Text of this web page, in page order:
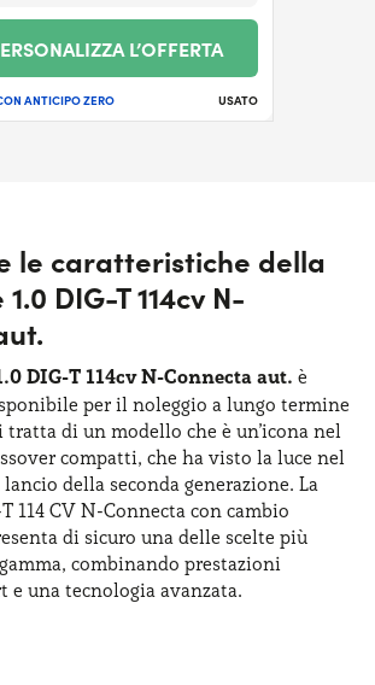
L’OFFERTA
ANTICIPO ZERO USATO
le caratteristiche della
DIG-T 114cv N-
DIG-T 114cv N-Connecta aut. è
per il noleggio a lungo termine
tratta di un modello che è un’icona nel
compatti, che ha visto la luce nel
della seconda generazione. La
114 CV N-Connecta con cambio
di sicuro una delle scelte più
combinando prestazioni
e una tecnologia avanzata.
dalle dimensioni compatte,